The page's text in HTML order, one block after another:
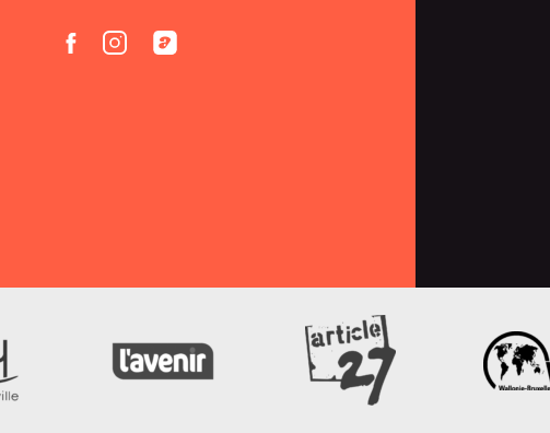
facebook
instagram
acast